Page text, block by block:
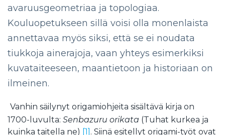
avaruusgeometriaa ja topologiaa.
Kouluopetukseen sillä voisi olla monenlaista
annettavaa myös siksi, että se ei noudata
tiukkoja ainerajoja, vaan yhteys esimerkiksi
kuvataiteeseen, maantietoon ja historiaan on
ilmeinen.
Vanhin säilynyt origamiohjeita sisältävä kirja on
1700-luvulta: Senbazuru orikata (Tuhat kurkea ja
kuinka taitella ne) [1] . Siinä esitellyt origami-työt ovat